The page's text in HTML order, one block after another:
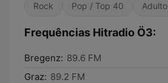
Rock Pop / Top 40
Frequências Hitradio Ö3:
Bregenz: 89.6 FM
Graz: 89.2 FM